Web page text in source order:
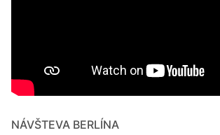
NÁVŠTEVA BERLÍNA